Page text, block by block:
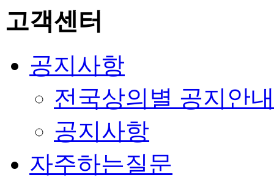
고객센터
공지사항
전국상의별 공지안내
공지사항
자주하는질문